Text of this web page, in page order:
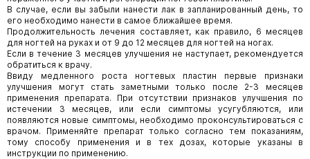
В случае, если вы забыли нанести лак в запланированный день, то
его необходимо нанести в самое ближайшее время.
Продолжительность лечения составляет, как правило, 6 месяцев
для ногтей на руках и от 9 до 12 месяцев для ногтей на ногах.
Если в течение 3 месяцев улучшения не наступает, рекомендуется
обратиться к врачу.
Ввиду медленного роста ногтевых пластин первые признаки
улучшения могут стать заметными только после 2-3 месяцев
применения препарата. При отсутствии признаков улучшения по
истечении 3 месяцев, или если симптомы усугубляются, или
появляются новые симптомы, необходимо проконсультироваться с
врачом. Применяйте препарат только согласно тем показаниям,
тому способу применения и в тех дозах, которые указаны в
инструкции по применению.